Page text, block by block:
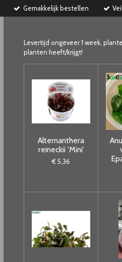
Gemakkelijk bestellen
Levertijd ongeveer 1 week,
planten heeft/krijgt!
Alternanthera
reineckii 'Mini'
€ 5,36